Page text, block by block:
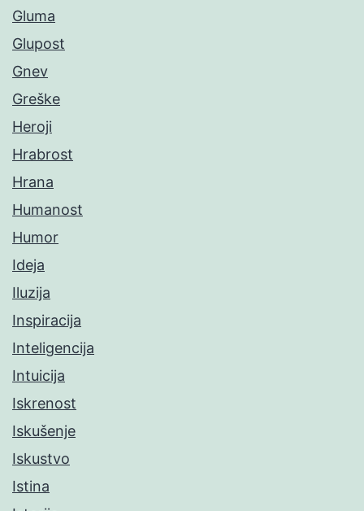
Gluma
Glupost
Gnev
Greške
Heroji
Hrabrost
Hrana
Humanost
Humor
Ideja
Iluzija
Inspiracija
Inteligencija
Intuicija
Iskrenost
Iskušenje
Iskustvo
Istina